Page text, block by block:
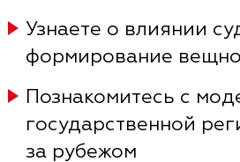
Узнаете о влиянии
формирование
Познакомитесь с
государственной
за рубежом